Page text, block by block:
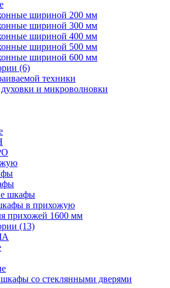
шириной 200 мм
шириной 300 мм
шириной 400 мм
шириной 500 мм
шириной 600 мм
(6)
техники
и микроволновки
шкафы
в прихожую
прихожей 1600 мм
(13)
со стеклянными дверями